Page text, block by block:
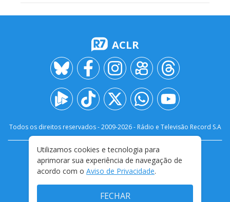
ACLR
Todos os direitos reservados - 2009-2026- Rádio e Televisão Record S.A
FALE CONOSCO
PRIVACIDADE
TERMOS E CONDIÇÕES DE USO
Utilizamos cookies e tecnologia para
aprimorar sua experiência de navegação de
acordo com o Aviso de Privacidade.
FECHAR